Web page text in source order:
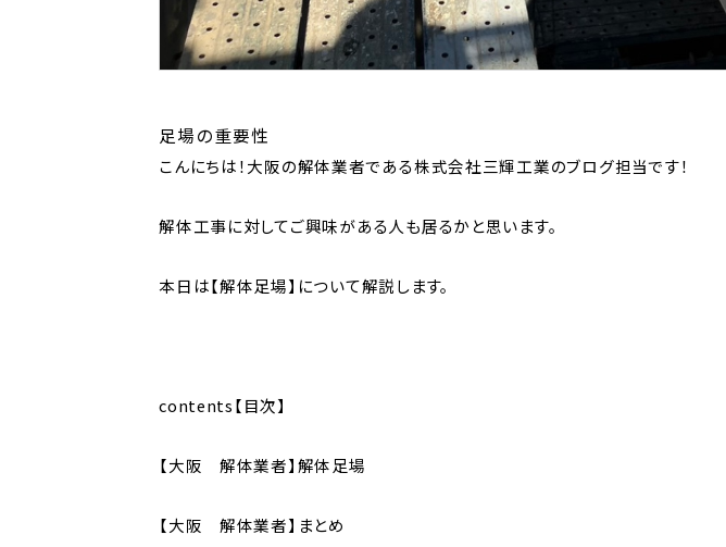
足場の重要性
こんにちは！大阪の解体業者である株式会社三輝工業のブログ担当です！
解体工事に対してご興味がある人も居るかと思います。
本日は【解体足場】について解説します。
contents【目次】
【大阪 解体業者】解体足場
【大阪 解体業者】まとめ